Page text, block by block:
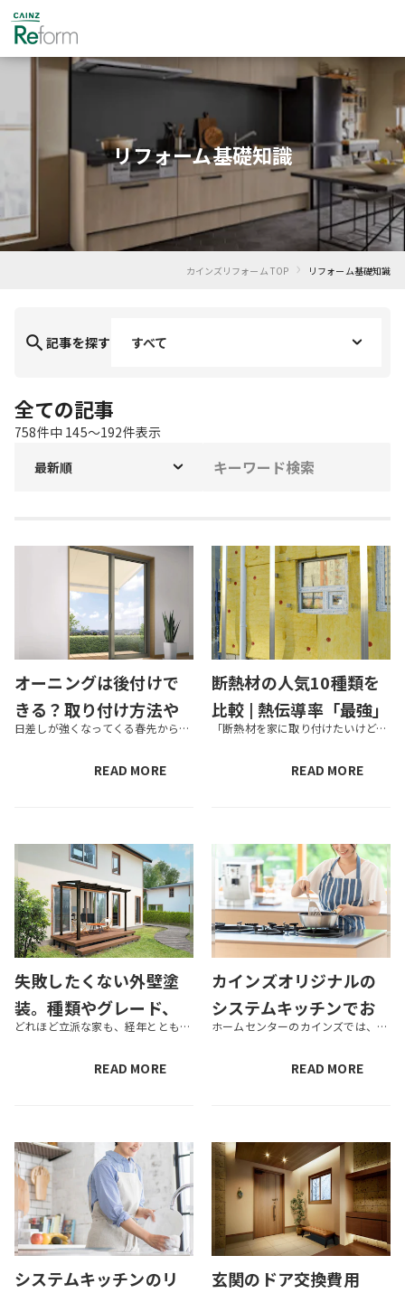
リフォーム基礎知識
カインズリフォーム TOP › リフォーム基礎知識
search記事を探す すべて
全ての記事
758件中 145〜192件表示
最新順
オーニングは後付けで
きる？取り付け方法や
DIYの可否について解 日差しが強くなってくる春先から夏にかけて「オーニングを後付けしたいけれど、可能かどうかを知りたい」「DIYで後付けができる？」と気になっている方もいるでしょう。オーニングの後付けは可能ですが、自宅やアパート、マンションの...
READ MORE
断熱材の人気10種類を
比較 | 熱伝導率「最強」
の素材は？
「断熱材を家に取り付けたいけど、どうやって選んだらいいかわからない」 この記事にたどり着いた人は、このような悩みを抱えていませんか？ 断熱材は大きく分けて4種類、細かく分けると10種類もあり、はじめての人が悩んでしまうの...
READ MORE
失敗したくない外壁塗
装。種類やグレード、
機能、費用について解どれほど立派な家も、経年とともに劣化が目立つようになるのが外壁部分です。いつまでもきれいな住まいを維持するためにも、数年ごとに外壁塗装を行うのが理想です。しかし、外壁塗装に使われる塗料は種類が多く、機能もさまざまです。そ...
READ MORE
カインズオリジナルの
システムキッチンでお
得にリフォーム！補助
金の活用方法も紹介
ホームセンターのカインズでは、住宅リフォームも幅広く手掛けているのをご存知でしょうか。バイヤーが厳選した商品を取り揃えていて、なかには有名メーカーの商品をカスタマイズしたオリジナル商品も扱っています。 今回は、カインズオ...
READ MORE
システムキッチンのリ
玄関のドア交換費用